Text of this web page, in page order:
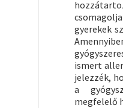
gyerekek
ismert
jelezzék,
a
megfelelő